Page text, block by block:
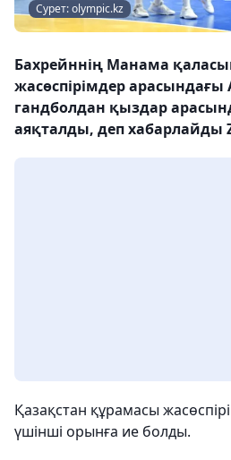
Сурет: olympic.kz
Бахрейннің Манама
жасөспірімдер
гандболдан қыздар
аяқталды, деп хабарлайды
Қазақстан құрамасы
үшінші орынға ие болды.